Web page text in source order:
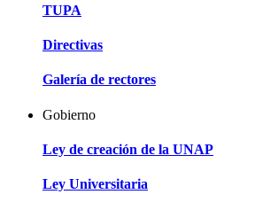
TUPA
Directivas
Galería de rectores
Gobierno
Ley de creación de la UNAP
Ley Universitaria